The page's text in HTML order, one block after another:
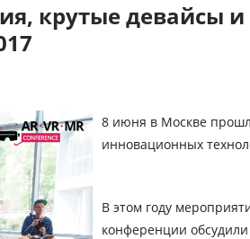
крутые девайсы
8 июня в Москве
инновационных
В этом году
конференции